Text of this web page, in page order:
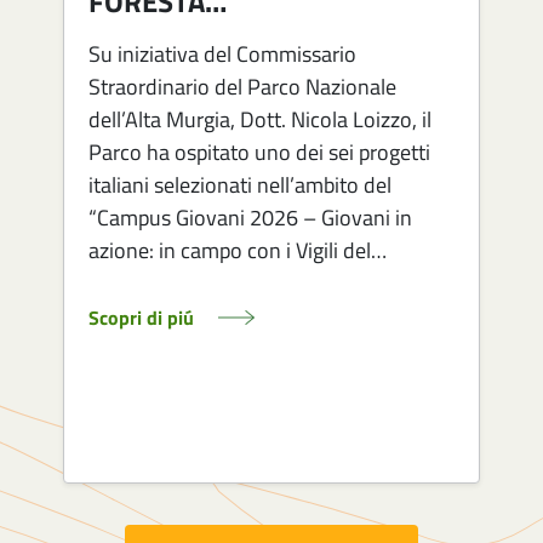
Su iniziativa del Commissario
Straordinario del Parco Nazionale
dell’Alta Murgia, Dott. Nicola Loizzo, il
Parco ha ospitato uno dei sei progetti
italiani selezionati nell’ambito del
“Campus Giovani 2026 – Giovani in
azione: in campo con i Vigili del…
Scopri di piú